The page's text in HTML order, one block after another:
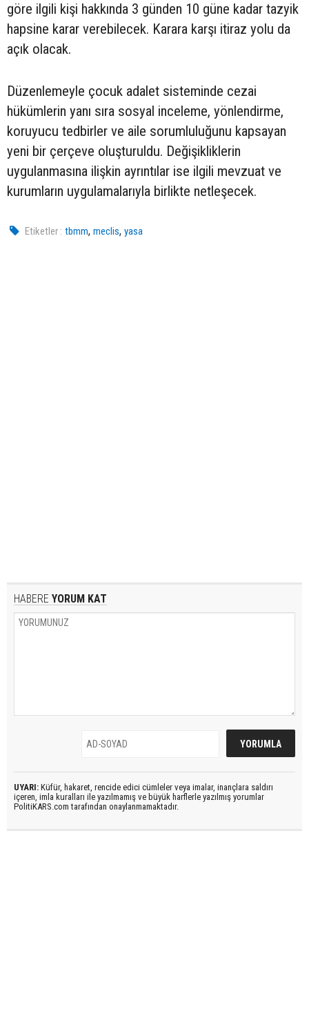
göre ilgili kişi hakkında 3 günden 10 güne kadar tazyik
hapsine karar verebilecek. Karara karşı itiraz yolu da
açık olacak.
Düzenlemeyle çocuk adalet sisteminde cezai
hükümlerin yanı sıra sosyal inceleme, yönlendirme,
koruyucu tedbirler ve aile sorumluluğunu kapsayan
yeni bir çerçeve oluşturuldu. Değişikliklerin
uygulanmasına ilişkin ayrıntılar ise ilgili mevzuat ve
kurumların uygulamalarıyla birlikte netleşecek.
Etiketler : tbmm,meclis,yasa
HABERE YORUM KAT
UYARI: Küfür, hakaret, rencide edici cümleler veya imalar, inançlara saldırı
içeren, imla kuralları ile yazılmamış ve büyük harflerle yazılmış yorumlar
PolitiKARS.com tarafından onaylanmamaktadır.